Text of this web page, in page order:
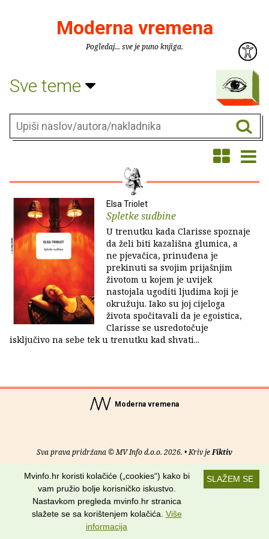
Moderna vremena
Pogledaj... sve je puno knjiga.
Sve teme
Elsa Triolet
Spletke sudbine
U trenutku kada Clarisse spoznaje
da želi biti kazališna glumica, a
ne pjevačica, prinuđena je
prekinuti sa svojim prijašnjim
životom u kojem je uvijek
nastojala ugoditi ljudima koji je
okružuju. Iako su joj cijeloga
života spočitavali da je egoistica,
Clarisse se usredotočuje
isključivo na sebe tek u trenutku kad shvati...
Moderna vremena
Sva prava pridržana © MV Info d.o.o. 2026. • Kriv jeFiktiv
O nama• Pomoć•Uvjeti korištenja•RSS kanali
Potraži nas na:
SLAŽEM SE
Mvinfo.hr koristi kolačiće („cookies“) kako bi
vam pružio bolje korisničko iskustvo.
Nastavkom pregleda mvinfo.hr stranica
slažete se sa korištenjem kolačića. Više
informacija